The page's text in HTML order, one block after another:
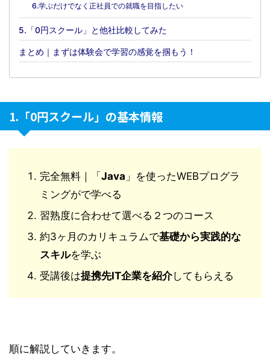
6.学ぶだけでなく正社員での就職を目指したい
5.「0円スクール」と他社比較してみた
まとめ｜まずは体験会で学習の感覚を掴もう！
1.「0円スクール」の基本情報
完全無料｜「 Java 」を使ったWEBプログラ
ミングがで学べる
習熟度に合わせて選べる２つのコース
約3ヶ月のカリキュラムで基礎から実践的な
スキルを学ぶ
受講後は提携先IT企業を紹介してもらえる
順に解説していきます。